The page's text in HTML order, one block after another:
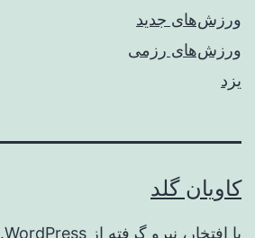
ورزش‌های جدید
ورزش‌های رزمی
یزد
کاویان گلد
با افتخار، نیرو گرفته از WordPress
.